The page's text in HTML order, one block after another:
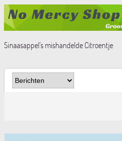
Sinaasappel's mishandelde Citroentje